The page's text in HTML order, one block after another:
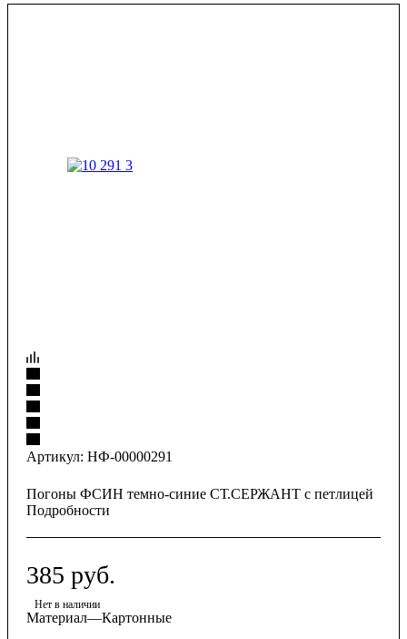
Артикул: НФ-00000291
Погоны ФСИН темно-синие СТ.СЕРЖАНТ с петлицей
Подробности
385 руб.
Нет в наличии
Материал—Картонные